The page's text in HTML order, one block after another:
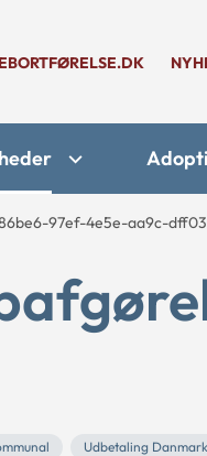
97ef-4e5e-aa9c-
Udbetaling Danmark